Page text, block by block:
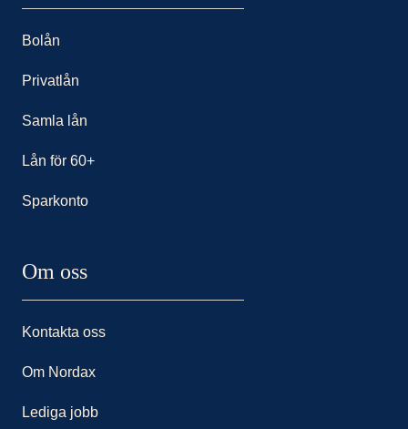
Bolån
Privatlån
Samla lån
Lån för 60+
Sparkonto
Om oss
Kontakta oss
Om Nordax
Lediga jobb